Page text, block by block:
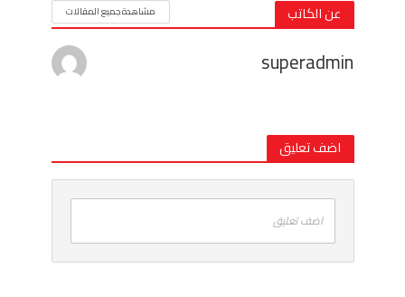
عن الكاتب مشاهدة جميع المقالات
superadmin
اضف تعليق
اضف تعليق